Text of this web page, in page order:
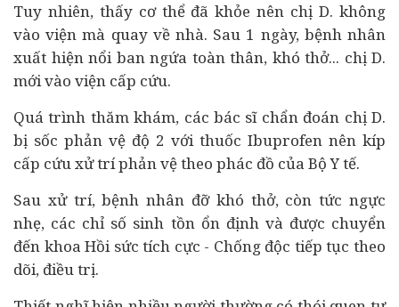
Tuy nhiên, thấy cơ thể đã khỏe nên chị D. không
vào viện mà quay về nhà. Sau 1 ngày, bệnh nhân
xuất hiện nổi ban ngứa toàn thân, khó thở... chị D.
mới vào viện cấp cứu.
Quá trình thăm khám, các bác sĩ chẩn đoán chị D.
bị sốc phản vệ độ 2 với thuốc Ibuprofen nên kíp
cấp cứu xử trí phản vệ theo phác đồ của Bộ Y tế.
Sau xử trí, bệnh nhân đỡ khó thở, còn tức ngực
nhẹ, các chỉ số sinh tồn ổn định và được chuyển
đến khoa Hồi sức tích cực - Chống độc tiếp tục theo
dõi, điều trị.